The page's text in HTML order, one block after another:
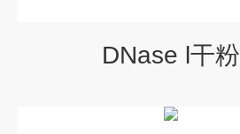
DNase l干粉